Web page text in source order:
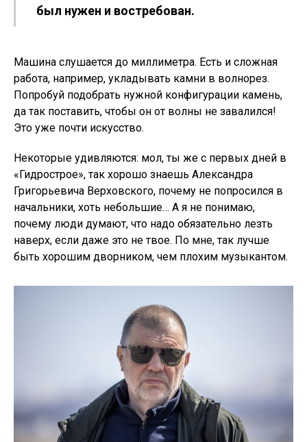
был нужен и востребован.
Машина слушается до миллиметра. Есть и сложная
работа, например, укладывать камни в волнорез.
Попробуй подобрать нужной конфигурации камень,
да так поставить, чтобы он от волны не завалился!
Это уже почти искусство.
Некоторые удивляются: мол, ты же с первых дней в
«Гидрострое», так хорошо знаешь Александра
Григорьевича Верховского, почему не попросился в
начальники, хоть небольшие… А я не понимаю,
почему люди думают, что надо обязательно лезть
наверх, если даже это не твое. По мне, так лучше
быть хорошим дворником, чем плохим музыкантом.